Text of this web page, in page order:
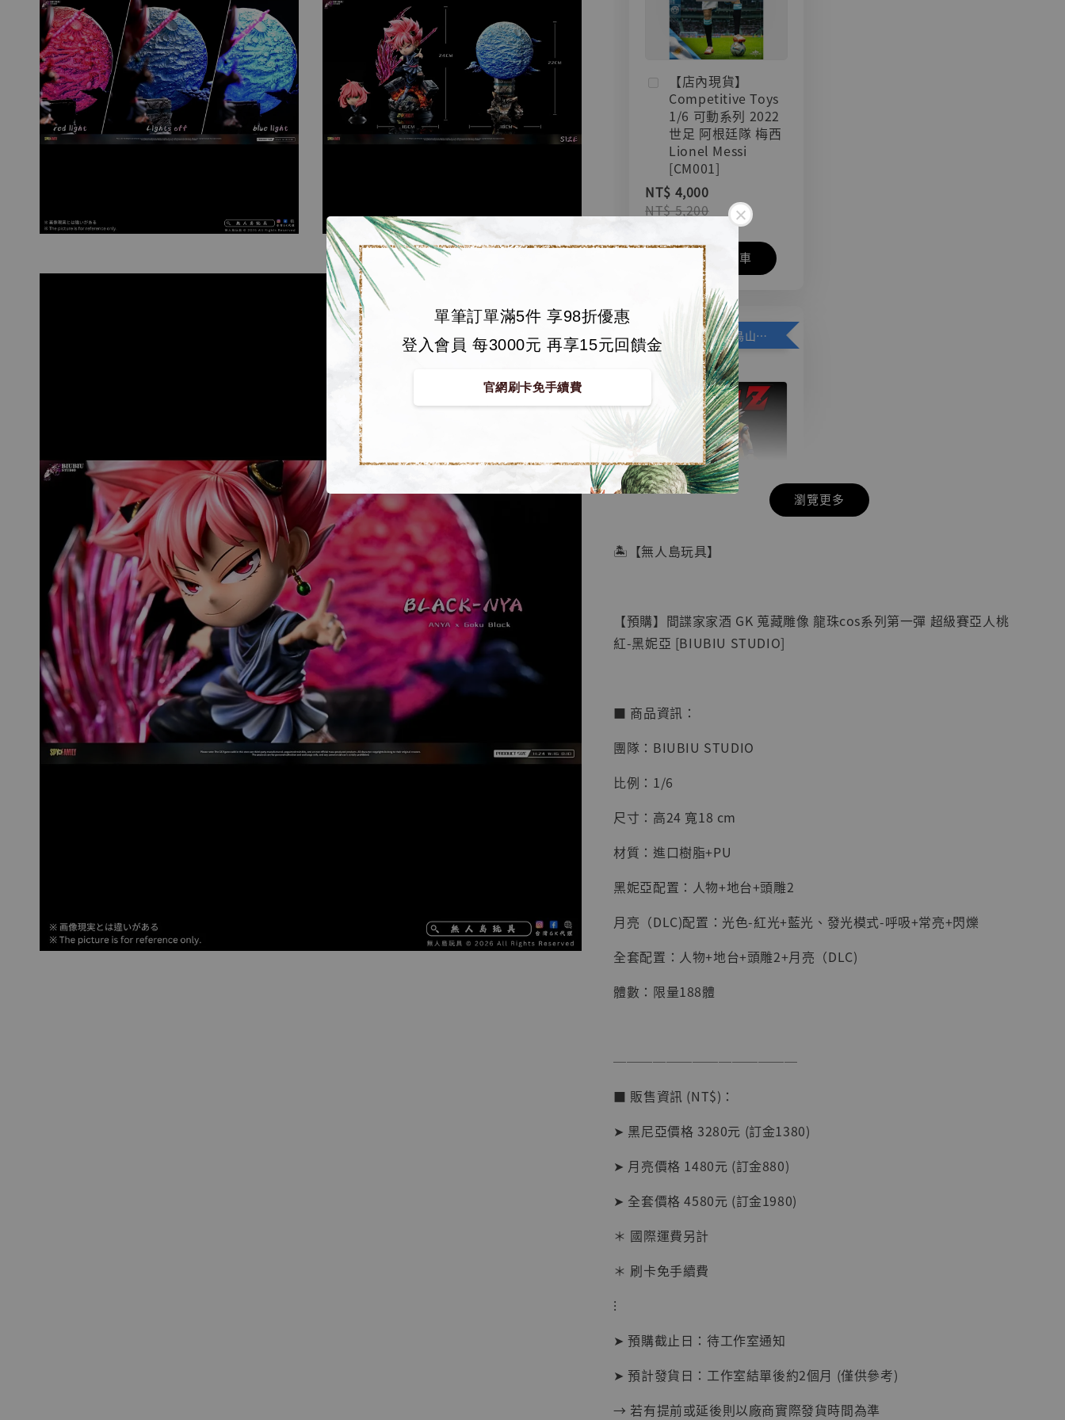
單筆訂單滿5件 享98折優惠
登入會員 每3000元 再享15元回饋金
官網刷卡免手續費
【店內現貨】
Competitive Toys
1/6 可動系列 2022
世足 阿根廷隊 梅西
Lionel Messi
[CM001]
NT$ 4,000
NT$ 5,200
加入購物車
加購優惠【悟空 鳥山明紀念款 [奇蹟工作室]】
【店內現貨】七龍珠
系列蒐藏雕像 悟空
NT$ 4,280
NT$ 5,580
- +
【店內現貨】海賊王
系列蒐藏雕像 布魯
NT$ 1,500
- +
加入購物車
加購優惠【讓子彈飛 鵝城縣長 張麻子 [BK01]】
瀏覽更多
🏝【無人島玩具】
【預購】間諜家家酒 GK 蒐藏雕像 龍珠cos系列第一彈 超級賽亞人桃
紅-黑妮亞 [BIUBIU STUDIO]
■ 商品資訊：
團隊：BIUBIU STUDIO
比例：1/6
尺寸：高24 寬18 cm
材質：進口樹脂+PU
黑妮亞配置：人物+地台+頭雕2
月亮（DLC)配置：光色-紅光+藍光、發光模式-呼吸+常亮+閃爍
全套配置：人物+地台+頭雕2+月亮（DLC)
體數：限量188體
──────────────
■ 販售資訊 (NT$)：
➤ 黑尼亞價格 3280元 (訂金1380)
➤ 月亮價格 1480元 (訂金880)
➤ 全套價格 4580元 (訂金1980)
＊ 國際運費另計
＊ 刷卡免手續費
⁝
➤ 預購截止日：待工作室通知
➤ 預計發貨日：工作室結單後約2個月 (僅供參考)
→ 若有提前或延後則以廠商實際發貨時間為準